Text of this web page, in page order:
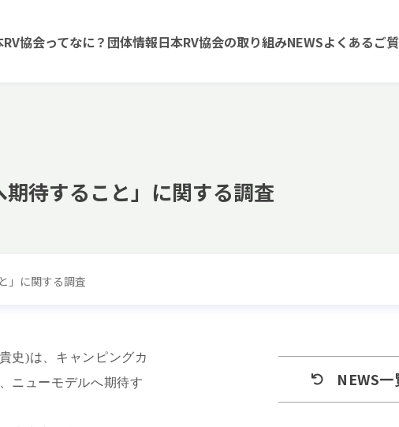
RV協会ってなに？ 団体情報日本RV協会の取り組みNEWSよくあるご
期待すること」に関する調査
」に関する調査
史)は、キャンピングカ
ニューモデルへ期待す
NEWS一